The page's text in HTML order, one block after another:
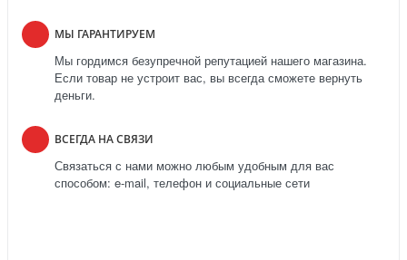
МЫ ГАРАНТИРУЕМ
Мы гордимся безупречной репутацией нашего магазина.
Если товар не устроит вас, вы всегда сможете вернуть
деньги.
ВСЕГДА НА СВЯЗИ
Связаться с нами можно любым удобным для вас
способом: e-mail, телефон и социальные сети